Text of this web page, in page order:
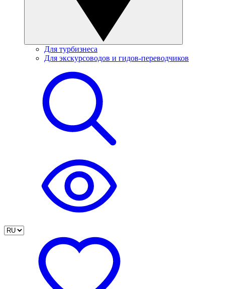
Для турбизнеса
Для экскурсоводов и гидов-переводчиков